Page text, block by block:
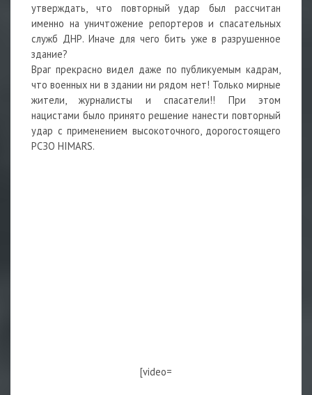
утверждать, что повторный удар был рассчитан
именно на уничтожение репортеров и спасательных
служб ДНР. Иначе для чего бить уже в разрушенное
здание?
Враг прекрасно видел даже по публикуемым кадрам,
что военных ни в здании ни рядом нет! Только мирные
жители, журналисты и спасатели!! При этом
нацистами было принято решение нанести повторный
удар с применением высокоточного, дорогостоящего
РСЗО HIMARS.
[video=